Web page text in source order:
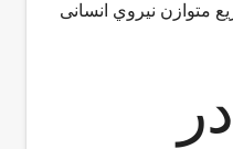
متوازن نيروي انسانی